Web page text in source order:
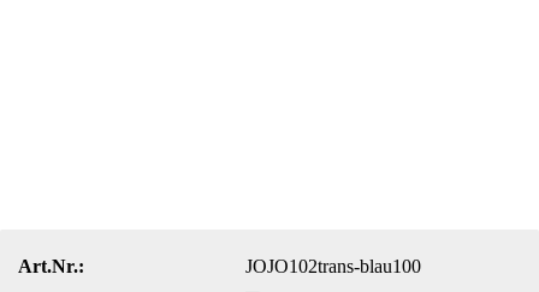
Art.Nr.:
JOJO102trans-blau100